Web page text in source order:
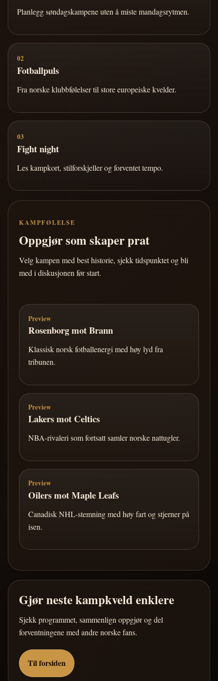
Planlegg søndagskampene uten å miste mandagsrytmen.
02
Fotballpuls
Fra norske klubbfølelser til store europeiske kvelder.
03
Fight night
Les kampkort, stilforskjeller og forventet tempo.
KAMPFØLELSE
Oppgjør som skaper prat
Velg kampen med best historie, sjekk tidspunktet og bli
med i diskusjonen før start.
Preview
Rosenborg mot Brann
Klassisk norsk fotballenergi med høy lyd fra
tribunen.
Preview
Lakers mot Celtics
NBA-rivaleri som fortsatt samler norske nattugler.
Preview
Oilers mot Maple Leafs
Canadisk NHL-stemning med høy fart og stjerner på
isen.
Gjør neste kampkveld enklere
Sjekk programmet, sammenlign oppgjør og del
forventningene med andre norske fans.
Til forsiden